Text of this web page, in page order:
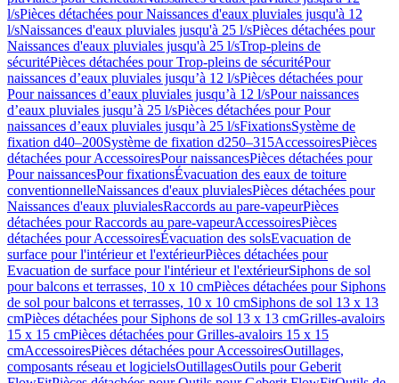
l/sPièces détachées pour Naissances d'eaux pluviales jusqu'à 12
l/sNaissances d'eaux pluviales jusqu'à 25 l/sPièces détachées pour
Naissances d'eaux pluviales jusqu'à 25 l/sTrop-pleins de
sécuritéPièces détachées pour Trop-pleins de sécuritéPour
naissances d’eaux pluviales jusqu’à 12 l/sPièces détachées pour
Pour naissances d’eaux pluviales jusqu’à 12 l/sPour naissances
d’eaux pluviales jusqu’à 25 l/sPièces détachées pour Pour
naissances d’eaux pluviales jusqu’à 25 l/sFixationsSystème de
fixation d40–200Système de fixation d250–315AccessoiresPièces
détachées pour AccessoiresPour naissancesPièces détachées pour
Pour naissancesPour fixationsÉvacuation des eaux de toiture
conventionnelleNaissances d'eaux pluvialesPièces détachées pour
Naissances d'eaux pluvialesRaccords au pare-vapeurPièces
détachées pour Raccords au pare-vapeurAccessoiresPièces
détachées pour AccessoiresÉvacuation des solsEvacuation de
surface pour l'intérieur et l'extérieurPièces détachées pour
Evacuation de surface pour l'intérieur et l'extérieurSiphons de sol
pour balcons et terrasses, 10 x 10 cmPièces détachées pour Siphons
de sol pour balcons et terrasses, 10 x 10 cmSiphons de sol 13 x 13
cmPièces détachées pour Siphons de sol 13 x 13 cmGrilles-avaloirs
15 x 15 cmPièces détachées pour Grilles-avaloirs 15 x 15
cmAccessoiresPièces détachées pour AccessoiresOutillages,
composants réseau et logicielsOutillagesOutils pour Geberit